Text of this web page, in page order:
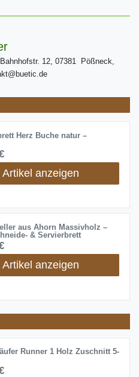
12, 07381 Pößneck,
Herz Buche natur –
Artikel anzeigen
aus Ahorn Massivholz –
& Servierbrett
Artikel anzeigen
Runner 1 Holz Zuschnitt 5-